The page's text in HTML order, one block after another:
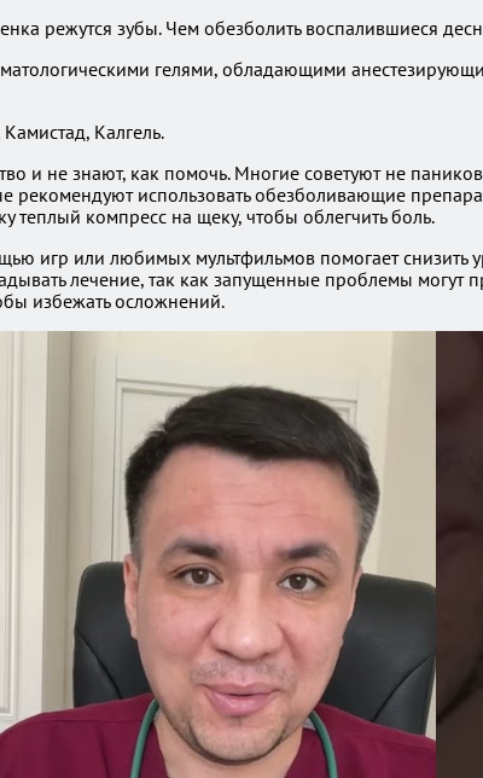
режутся зубы. Чем обезболить воспалившиеся
гелями, обладающими
Калгель.
и не знают, как помочь. Многие советуют не
использовать обезболивающие
теплый компресс на щеку, чтобы облегчить боль.
игр или любимых мультфильмов помогает снизить
лечение, так как запущенные проблемы могут
избежать осложнений.